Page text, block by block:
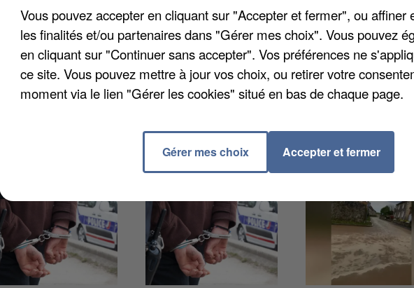
Saint-Denis et d'Attichy ont été appelés pour maîtriser cet incendie
avenue du général Weygand. Ils ont mis une bonne partie de la
Il a fallu percer des trous dans la benne pour atteindre les
des lances. Le sinistre n'a heureusement fait aucun dégât humain.
VUS
Vous pouvez accepter en cliquant sur "Accepter et fermer", ou affiner
les finalités et/ou partenaires dans "Gérer mes choix". Vous pouvez
en cliquant sur "Continuer sans accepter". Vos préférences ne
ce site. Vous pouvez mettre à jour vos choix, ou retirer votre
moment via le lien "Gérer les cookies" situé en bas de chaque page.
Gérer mes choix Accepter et fermer